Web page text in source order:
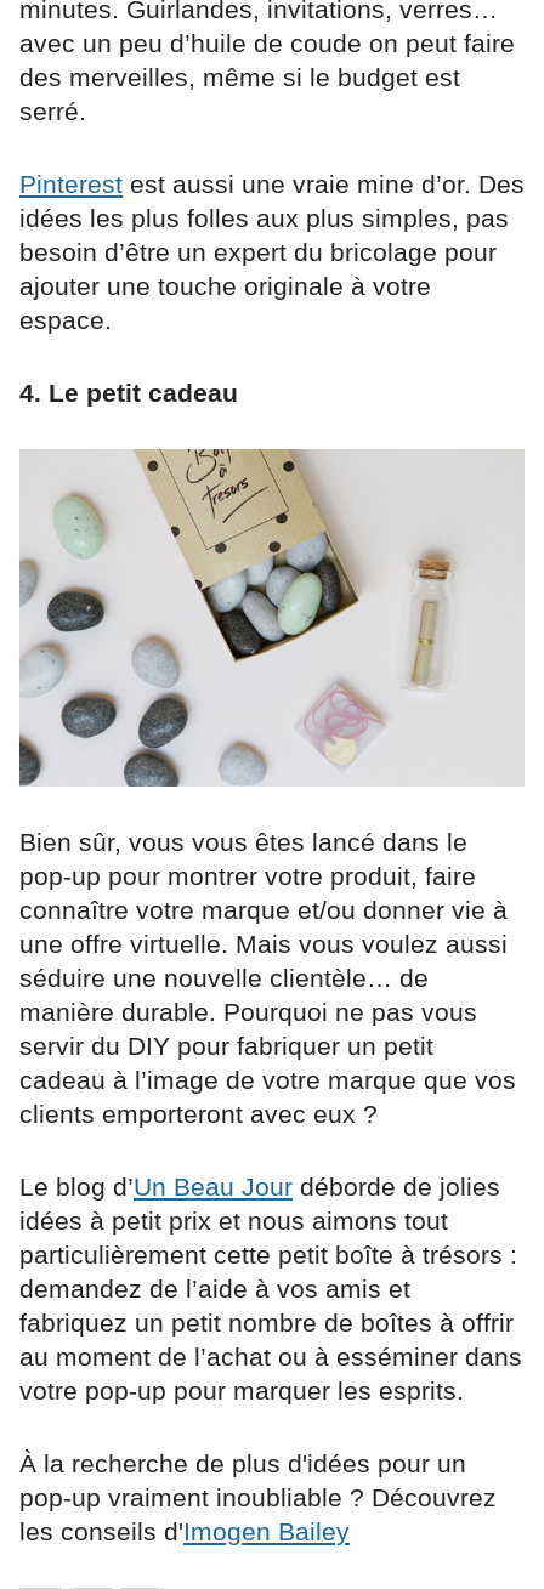
minutes. Guirlandes, invitations, verres…
avec un peu d’huile de coude on peut faire
des merveilles, même si le budget est
serré.
Pinterest est aussi une vraie mine d’or. Des
idées les plus folles aux plus simples, pas
besoin d’être un expert du bricolage pour
ajouter une touche originale à votre
espace.
4. Le petit cadeau
Bien sûr, vous vous êtes lancé dans le
pop-up pour montrer votre produit, faire
connaître votre marque et/ou donner vie à
une offre virtuelle. Mais vous voulez aussi
séduire une nouvelle clientèle… de
manière durable. Pourquoi ne pas vous
servir du DIY pour fabriquer un petit
cadeau à l’image de votre marque que vos
clients emporteront avec eux ?
Le blog d’Un Beau Jour déborde de jolies
idées à petit prix et nous aimons tout
particulièrement cette petit boîte à trésors :
demandez de l’aide à vos amis et
fabriquez un petit nombre de boîtes à offrir
au moment de l’achat ou à esséminer dans
votre pop-up pour marquer les esprits.
À la recherche de plus d'idées pour un
pop-up vraiment inoubliable ? Découvrez
les conseils d'Imogen Bailey